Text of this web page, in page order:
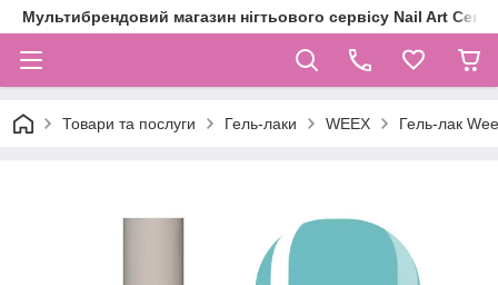
Мультибрендовий магазин нігтьового сервісу Nail Art
Товари та послуги Гель-лаки WEEX Гель-лак